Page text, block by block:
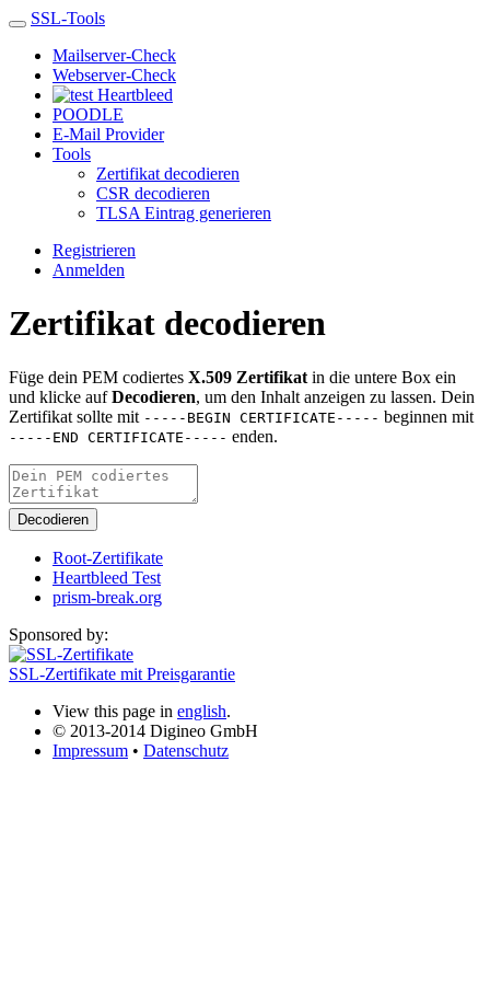
SSL-Tools
Mailserver-Check
Webserver-Check
Heartbleed
POODLE
E-Mail Provider
Tools
Zertifikat decodieren
CSR decodieren
TLSA Eintrag generieren
Registrieren
Anmelden
Zertifikat decodieren
Füge dein PEM codiertes X.509 Zertifikat in die untere Box ein
und klicke aufDecodieren, um den Inhalt anzeigen zu lassen. Dein
Zertifikat sollte mit -----BEGIN CERTIFICATE----- beginnen mit
-----END CERTIFICATE----- enden.
Decodieren
Root-Zertifikate
Heartbleed Test
prism-break.org
Sponsored by:
SSL-Zertifikate mit Preisgarantie
View this page in english.
© 2013-2014 Digineo GmbH
Impressum • Datenschutz